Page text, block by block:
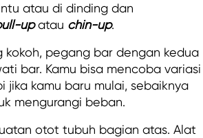
atau di dinding dan
upatau chin-up.
pegang bar dengan kedua
bar. Kamu bisa mencoba variasi
jika kamu baru mulai, sebaiknya
mengurangi beban.
otot tubuh bagian atas. Alat